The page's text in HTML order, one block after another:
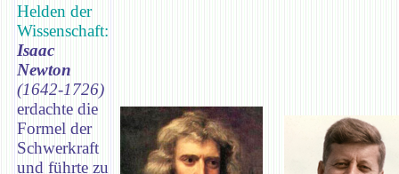
Helden der
Wissenschaft:
Isaac
Newton
(1642-1726)
erdachte die
Formel der
Schwerkraft
und führte zu